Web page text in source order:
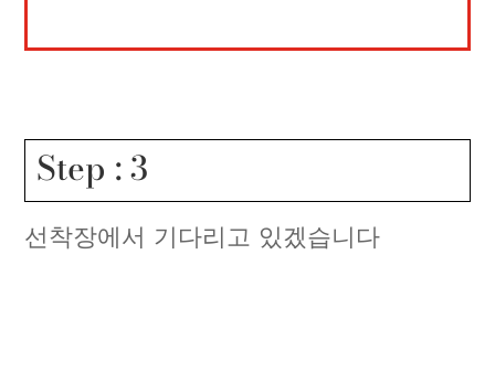
Step : 3
선착장에서 기다리고 있겠습니다